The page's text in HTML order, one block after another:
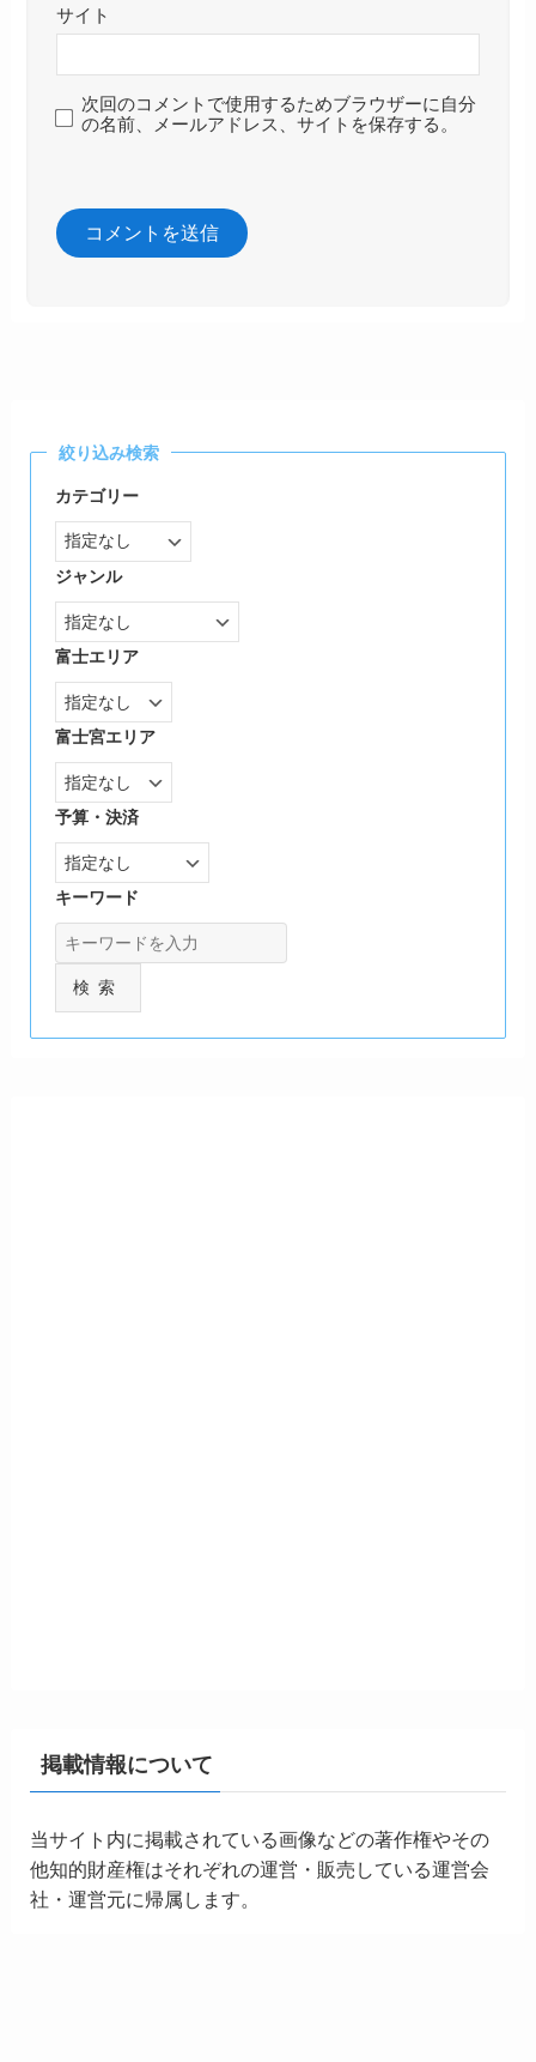
サイト
次回のコメントで使用するためブラウザーに自分
の名前、メールアドレス、サイトを保存する。
絞り込み検索
カテゴリー
ジャンル
富士エリア
富士宮エリア
予算・決済
キーワード
検索
掲載情報について
当サイト内に掲載されている画像などの著作権やその
他知的財産権はそれぞれの運営・販売している運営会
社・運営元に帰属します。